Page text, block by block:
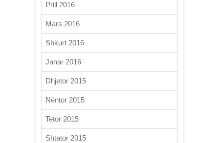
Prill 2016
Mars 2016
Shkurt 2016
Janar 2016
Dhjetor 2015
Nëntor 2015
Tetor 2015
Shtator 2015